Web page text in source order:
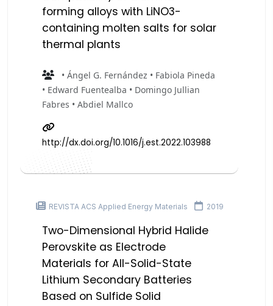
forming alloys with LiNO3-
containing molten salts for solar
thermal plants
• Ángel G. Fernández • Fabiola Pineda
• Edward Fuentealba • Domingo Jullian
Fabres • Abdiel Mallco
http://dx.doi.org/10.1016/j.est.2022.103988
REVISTA ACS Applied Energy Materials 2019
Two-Dimensional Hybrid Halide
Perovskite as Electrode
Materials for All-Solid-State
Lithium Secondary Batteries
Based on Sulfide Solid